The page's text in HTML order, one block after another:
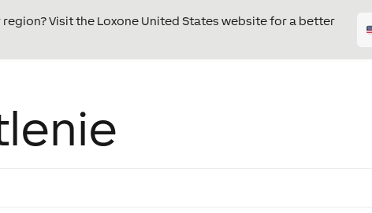
Visit the Loxone United States website for a better